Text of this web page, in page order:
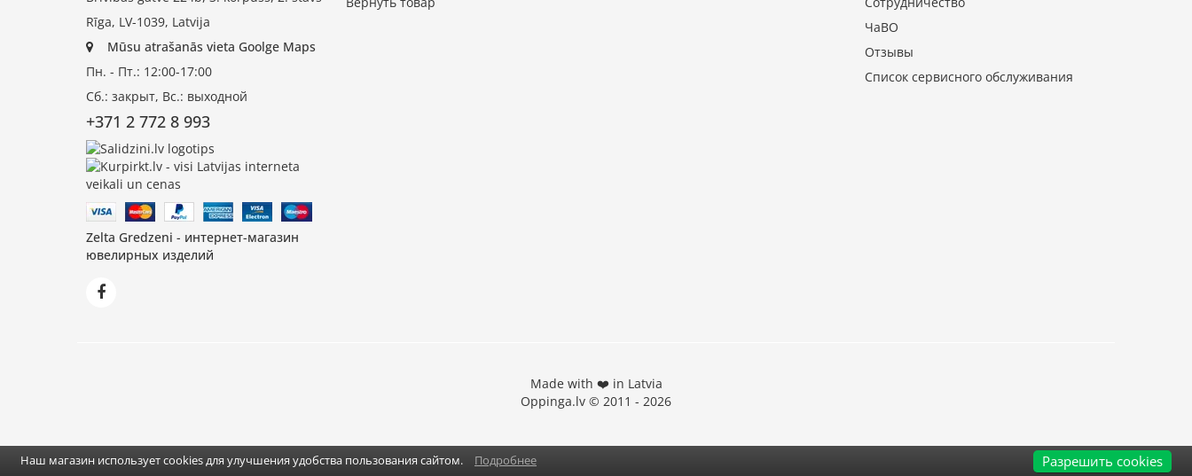
Rīga, LV-1039, Latvija
Mūsu atrašanās vieta Goolge Maps
Пн. - Пт.: 12:00-17:00
Сб.: закрыт, Вс.: выходной
+371 2 772 8 993
Zelta Gredzeni - интернет-магазин
ювелирных изделий
ЧаВО
Отзывы
Список сервисного обслуживания
Made with ❤️ in Latvia
Oppinga.lv © 2011 - 2026
Наш магазин использует cookies для улучшения удобства пользования сайтом. Подробнее Разрешить cookies